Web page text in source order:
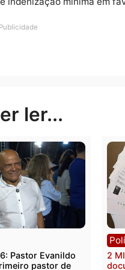
de indenização
Publicidade
ler...